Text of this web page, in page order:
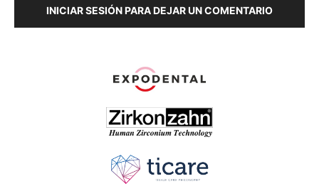
INICIAR SESIÓN PARA DEJAR UN COMENTARIO